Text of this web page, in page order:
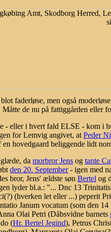
faderløse, men også
Måtte de nu på fattiggården eller
- eller i hvert fald ELSE - kom i
for Lemvig angivet, at Peder
en hovedgaard beliggende lidt
da morbror Jens og tante
den 20. September- igen med
bror, Jens' ældste søn Bertel og
lyder bl.a.: "... Dnc 13
(hverken let eller ...) peperit
Janum vocatum (som den
Olai Petri (Dåbsvidne barnets
(Hr. Bertel Jegind), Petrus